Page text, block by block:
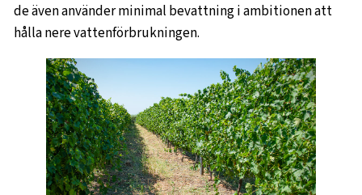
de även använder minimal bevattning i ambitionen att
hålla nere vattenförbrukningen.